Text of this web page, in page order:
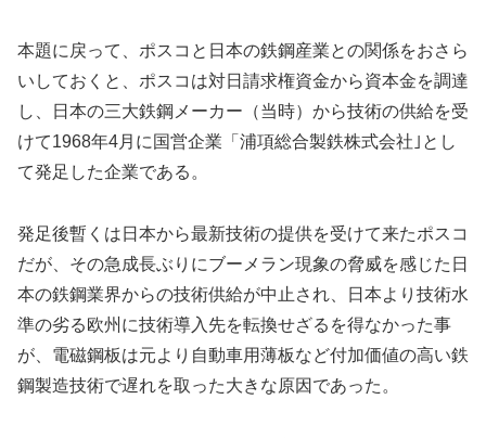
本題に戻って、ポスコと日本の鉄鋼産業との関係をおさら
いしておくと、ポスコは対日請求権資金から資本金を調達
し、日本の三大鉄鋼メーカー（当時）から技術の供給を受
けて1968年4月に国営企業「浦項総合製鉄株式会社｣とし
て発足した企業である。
発足後暫くは日本から最新技術の提供を受けて来たポスコ
だが、その急成長ぶりにブーメラン現象の脅威を感じた日
本の鉄鋼業界からの技術供給が中止され、日本より技術水
準の劣る欧州に技術導入先を転換せざるを得なかった事
が、電磁鋼板は元より自動車用薄板など付加価値の高い鉄
鋼製造技術で遅れを取った大きな原因であった。